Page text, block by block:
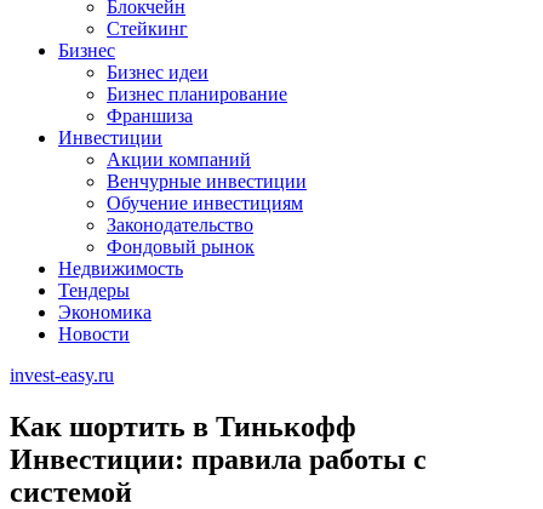
Блокчейн
Стейкинг
Бизнес
Бизнес идеи
Бизнес планирование
Франшиза
Инвестиции
Акции компаний
Венчурные инвестиции
Обучение инвестициям
Законодательство
Фондовый рынок
Недвижимость
Тендеры
Экономика
Новости
invest-easy.ru
Как шортить в Тинькофф
Инвестиции: правила работы с
системой